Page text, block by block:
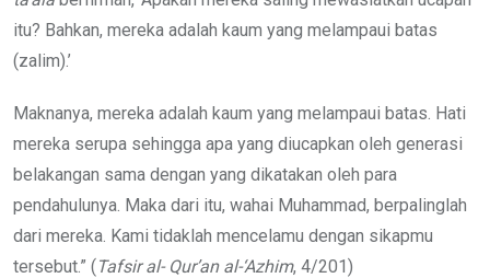
itu? Bahkan, mereka adalah kaum yang melampaui batas
(zalim).’
Maknanya, mereka adalah kaum yang melampaui batas. Hati
mereka serupa sehingga apa yang diucapkan oleh generasi
belakangan sama dengan yang dikatakan oleh para
pendahulunya. Maka dari itu, wahai Muhammad, berpalinglah
dari mereka. Kami tidaklah mencelamu dengan sikapmu
tersebut.” (Tafsir al- Qur’an al-‘Azhim, 4/201)